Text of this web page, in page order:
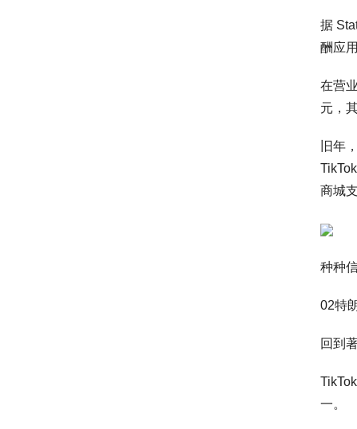
据
酬应
在营
元，
旧年
商城
种种
02特
回到
一。